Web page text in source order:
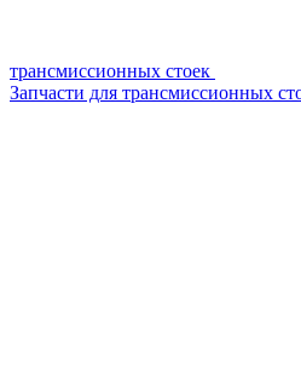
трансмиссионных стоек
Запчасти для трансмиссионных